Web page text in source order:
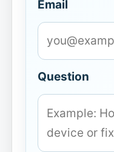
Email
Question